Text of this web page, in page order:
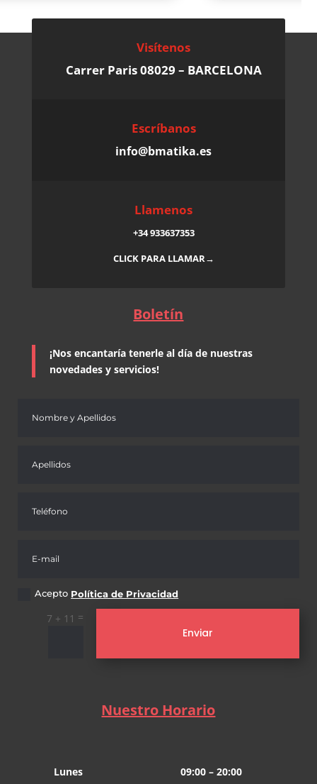
Visítenos
Carrer Paris 08029 – BARCELONA
Escríbanos
info@bmatika.es
Llamenos
+34 933637353
CLICK PARA LLAMAR→
Boletín
¡Nos encantaría tenerle al día de nuestras
novedades y servicios!
Acepto Política de Privacidad
7 + 11 =
Enviar
Nuestro Horario
Lunes
09:00 – 20:00